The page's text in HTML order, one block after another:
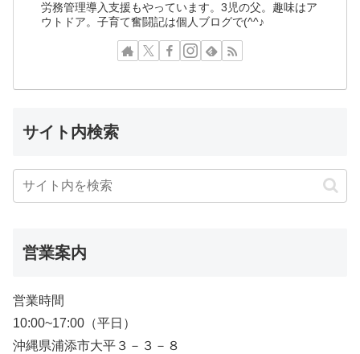
労務管理導入支援もやっています。3児の父。趣味はア
ウトドア。子育て奮闘記は個人ブログで(^^♪
サイト内検索
営業案内
営業時間
10:00~17:00（平日）
沖縄県浦添市大平３－３－８